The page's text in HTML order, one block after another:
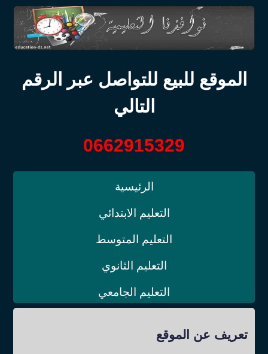
الموقع للبيع للتواصل عبر الرقم
التالي
0662915329
الرئيسية
التعليم الابتدائي
التعليم المتوسط
التعليم الثانوي
التعليم الجامعي
تعريف عن الموقع